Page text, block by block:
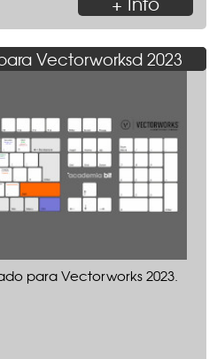
Vectorworksd 2023
para Vectorworks 2023.